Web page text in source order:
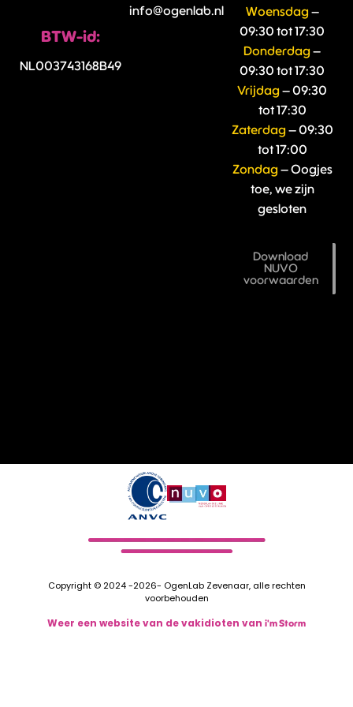
info@ogenlab.nl
BTW-id:
NL003743168B49
Woensdag –
09:30 tot 17:30
Donderdag–
09:30 tot 17:30
Vrijdag– 09:30
tot 17:30
Zaterdag – 09:30
tot 17:00
Zondag – Oogjes
toe, we zijn
gesloten
Download
NUVO
voorwaarden
Copyright © 2024 -2026- OgenLab Zevenaar, alle rechten
voorbehouden
Weer een website van de vakidioten van i'm Storm